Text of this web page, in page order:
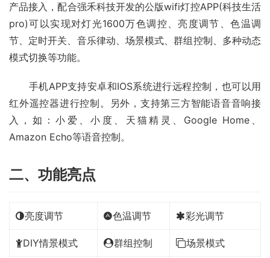
产品接入，配合强禾科技开发的公版wifi灯控APP(科技生活
pro)可以实现对灯光1600万色调控、亮度调节、色温调
节、定时开关、音乐律动、场景模式、群组控制、多种动态
模式切换等功能。
手机APP支持安卓和IOS系统进行远程控制，也可以用
红外遥控器进行控制。另外，支持第三方智能语音音响接
入，如：小爱、小度、天猫精灵、Google Home、
Amazon Echo等语音控制。
二、功能亮点
亮度调节 色温调节 彩光调节
DIY情景模式 群组控制 场景模式